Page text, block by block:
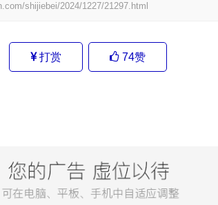
shijiebei/2024/1227/21297.html
打赏 74赞